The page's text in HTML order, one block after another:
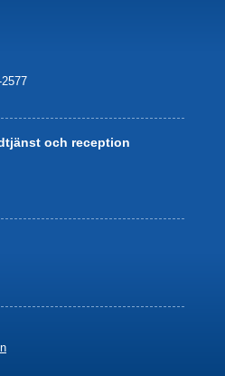
och reception